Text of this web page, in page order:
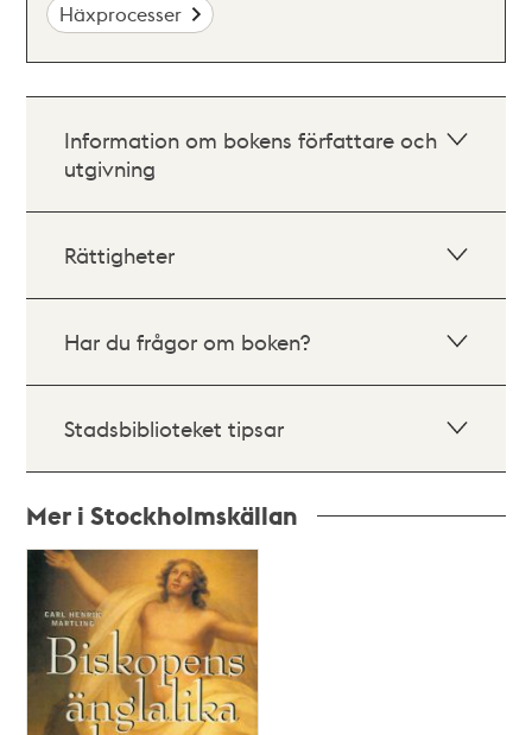
Häxprocesser
Information om bokens författare och
utgivning
Rättigheter
Har du frågor om boken?
Stadsbiblioteket tipsar
Mer i Stockholmskällan
Relaterade
poster
och
teman